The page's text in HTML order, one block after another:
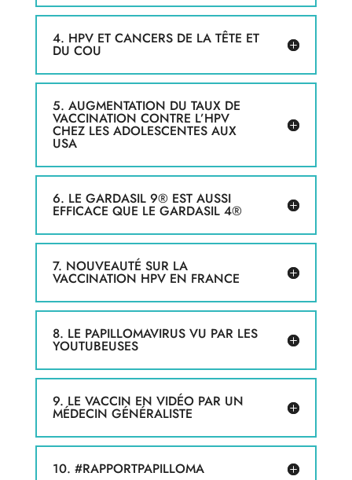
4. HPV ET CANCERS DE LA TÊTE ET
DU COU
5. AUGMENTATION DU TAUX DE
VACCINATION CONTRE L’HPV
CHEZ LES ADOLESCENTES AUX
USA
6. LE GARDASIL 9® EST AUSSI
EFFICACE QUE LE GARDASIL 4®
7. NOUVEAUTÉ SUR LA
VACCINATION HPV EN FRANCE
8. LE PAPILLOMAVIRUS VU PAR LES
YOUTUBEUSES
9. LE VACCIN EN VIDÉO PAR UN
MÉDECIN GÉNÉRALISTE
10. #RAPPORTPAPILLOMA